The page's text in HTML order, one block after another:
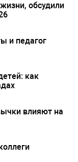
обсудили
и педагог
как
влияют на